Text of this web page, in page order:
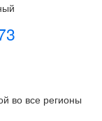
во все регионы